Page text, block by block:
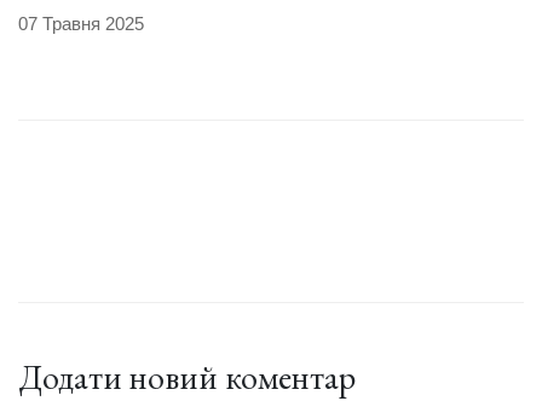
07 Травня 2025
Додати новий коментар